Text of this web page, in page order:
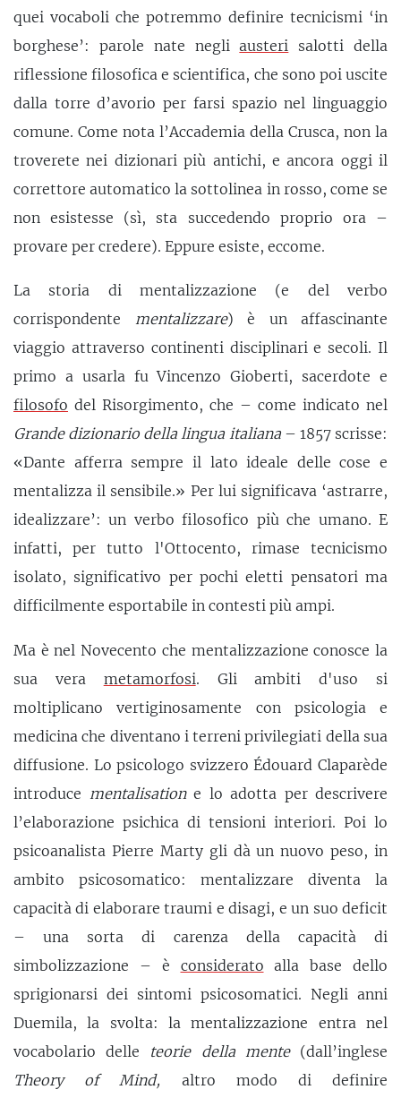
quei vocaboli che potremmo definire tecnicismi ‘in
borghese’: parole nate negliausteri salotti della
riflessione filosofica e scientifica, che sono poi uscite
dalla torre d’avorio per farsi spazio nel linguaggio
comune. Come nota l’Accademia della Crusca, non la
troverete nei dizionari più antichi, e ancora oggi il
correttore automatico la sottolinea in rosso, come se
non esistesse (sì, sta succedendo proprio ora –
provare per credere). Eppure esiste, eccome.
La storia di mentalizzazione (e del verbo
corrispondente mentalizzare) è un affascinante
viaggio attraverso continenti disciplinari e secoli. Il
primo a usarla fu Vincenzo Gioberti, sacerdote e
filosofo del Risorgimento, che – come indicato nel
Grande dizionario della lingua italiana– 1857 scrisse:
«Dante afferra sempre il lato ideale delle cose e
mentalizza il sensibile.» Per lui significava ‘astrarre,
idealizzare’: un verbo filosofico più che umano. E
infatti, per tutto l'Ottocento, rimase tecnicismo
isolato, significativo per pochi eletti pensatori ma
difficilmente esportabile in contesti più ampi.
Ma è nel Novecento che mentalizzazione conosce la
sua vera metamorfosi. Gli ambiti d'uso si
moltiplicano vertiginosamente con psicologia e
medicina che diventano i terreni privilegiati della sua
diffusione. Lo psicologo svizzero Édouard Claparède
introduce mentalisatione lo adotta per descrivere
l’elaborazione psichica di tensioni interiori. Poi lo
psicoanalista Pierre Marty gli dà un nuovo peso, in
ambito psicosomatico: mentalizzare diventa la
capacità di elaborare traumi e disagi, e un suo deficit
– una sorta di carenza della capacità di
simbolizzazione – è considerato alla base dello
sprigionarsi dei sintomi psicosomatici. Negli anni
Duemila, la svolta: la mentalizzazione entra nel
vocabolario delle teorie della mente(dall’inglese
Theory of Mind, altro modo di definire